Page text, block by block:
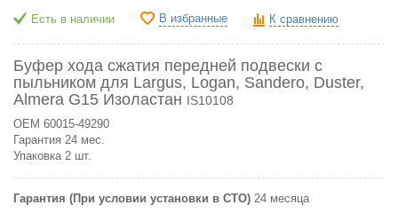
Есть в наличии В избранные К сравнению
Буфер хода сжатия передней подвески с
пыльником для Largus, Logan, Sandero, Duster,
Almera G15 Изоластан IS10108
OEM 60015-49290
Гарантия 24 мес.
Упаковка 2 шт.
Гарантия (При условии установки в СТО) 24 месяца